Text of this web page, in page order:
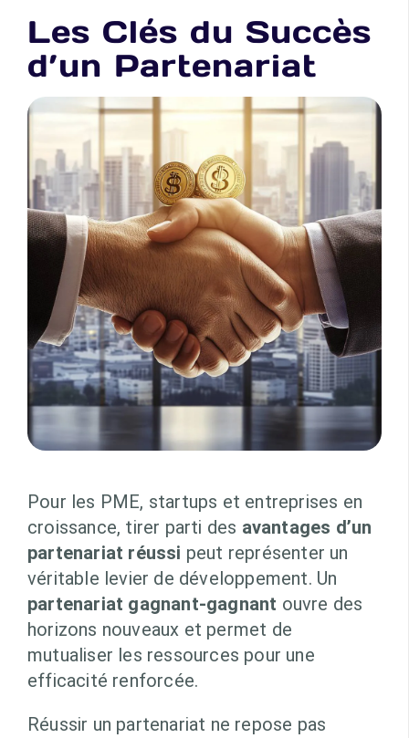
Les Clés du Succès
d’un Partenariat
Pour les PME, startups et entreprises en
croissance, tirer parti des avantages d’un
partenariat réussi peut représenter un
véritable levier de développement. Un
partenariat gagnant-gagnant ouvre des
horizons nouveaux et permet de
mutualiser les ressources pour une
efficacité renforcée.
Réussir un partenariat ne repose pas